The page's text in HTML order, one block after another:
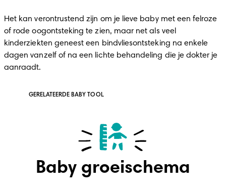
Het kan verontrustend zijn om je lieve baby met een felroze
of rode oogontsteking te zien, maar net als veel
kinderziekten geneest een bindvliesontsteking na enkele
dagen vanzelf of na een lichte behandeling die je dokter je
aanraadt.
GERELATEERDE BABY TOOL
Baby groeischema